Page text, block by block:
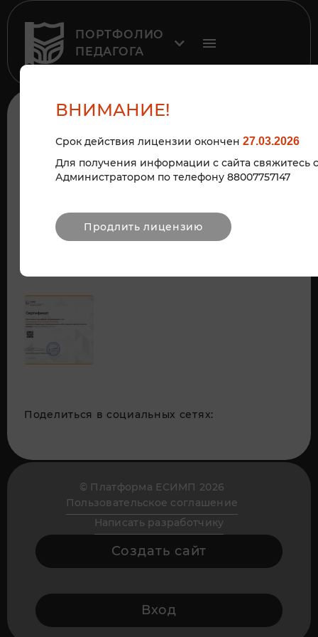
ПОРТФОЛИО
ПЕДАГОГА
К рубрике
СЕРТИФИКАТ
Поделиться в социальных сетях:
© Платформа ЕСИМП 2026
Пользовательское соглашение
Написать разработчику
Создать сайт
Вход
ВНИМАНИЕ!
Срок действия лицензии окончен 27.03.2026
Для получения информации с сайта свяжитесь с
Администратором по телефону 88007757147
Продлить лицензию